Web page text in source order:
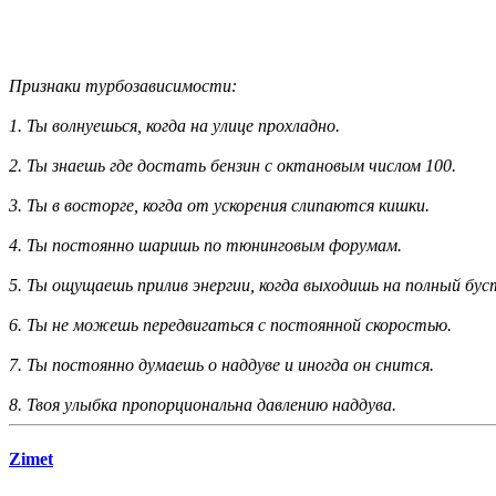
Признаки турбозависимости:
1. Ты волнуешься, когда на улице прохладно.
2. Ты знаешь где достать бензин с октановым числом 100.
3. Ты в восторге, когда от ускорения слипаются кишки.
4. Ты постоянно шаришь по тюнинговым форумам.
5. Ты ощущаешь прилив энергии, когда выходишь на полный
6. Ты не можешь передвигаться с постоянной скоростью.
7. Ты постоянно думаешь о наддуве и иногда он снится.
8. Твоя улыбка пропорциональна давлению наддува.
Zimet